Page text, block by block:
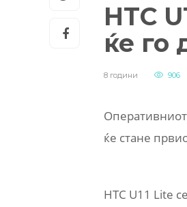
HTC
ќе го
8 години 906
Оперативниот
ќе стане
HTC U11 Lite